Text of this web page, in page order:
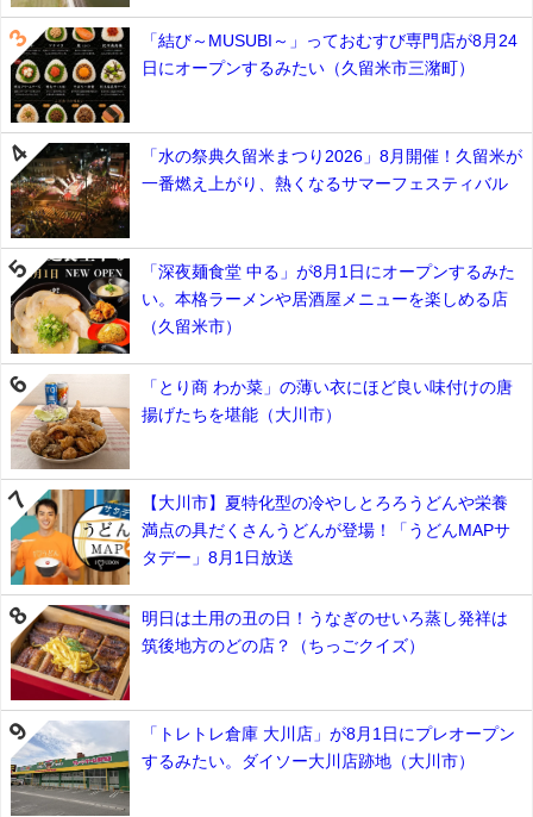
「結び～MUSUBI～」っておむすび専門店が8月24
日にオープンするみたい（久留米市三潴町）
「水の祭典久留米まつり2026」8月開催！久留米が
一番燃え上がり、熱くなるサマーフェスティバル
「深夜麺食堂 中る」が8月1日にオープンするみた
い。本格ラーメンや居酒屋メニューを楽しめる店
（久留米市）
「とり商 わか菜」の薄い衣にほど良い味付けの唐
揚げたちを堪能（大川市）
【大川市】夏特化型の冷やしとろろうどんや栄養
満点の具だくさんうどんが登場！「うどんMAPサ
タデー」8月1日放送
明日は土用の丑の日！うなぎのせいろ蒸し発祥は
筑後地方のどの店？（ちっごクイズ）
「トレトレ倉庫 大川店」が8月1日にプレオープン
するみたい。ダイソー大川店跡地（大川市）